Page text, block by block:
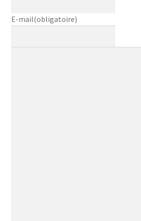
Panier
E-mail(obligatoire)